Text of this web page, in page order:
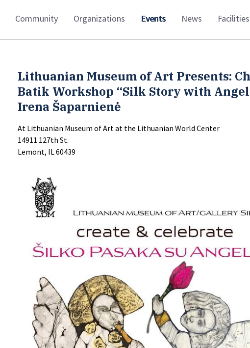
Community Organizations Events News Facilities
Lithuanian Museum of Art Presents:
Batik Workshop “Silk Story with
Irena Šaparnienė
At Lithuanian Museum of Art at the Lithuanian World Center
14911 127th St.
Lemont, IL 60439